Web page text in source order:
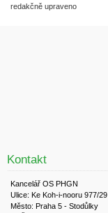
redakčně upraveno
Kontakt
Kancelář OS PHGN
Ulice: Ke Koh-i-nooru 977/29
Město: Praha 5 - Stodůlky